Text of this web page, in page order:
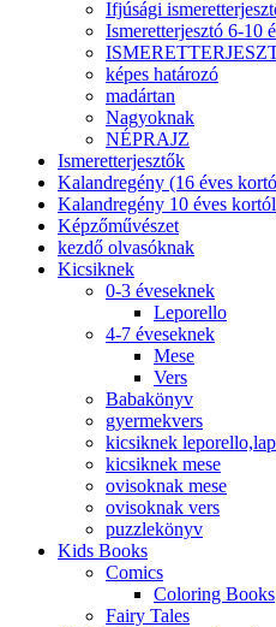
Ifjúsági
Ismeretterjesztó 6-10
képes határozó
madártan
Nagyoknak
NÉPRAJZ
Ismeretterjesztők
Kalandregény (16 éves
Kalandregény 10 éves kortól
Képzőművészet
kezdő olvasóknak
Kicsiknek
0-3 éveseknek
Leporello
4-7 éveseknek
Mese
Vers
Babakönyv
gyermekvers
kicsiknek
kicsiknek mese
ovisoknak mese
ovisoknak vers
puzzlekönyv
Kids Books
Comics
Coloring Books
Fairy Tales